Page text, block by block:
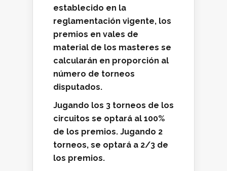
establecido en la
reglamentación vigente, los
premios en vales de
material de los masteres se
calcularán en proporción al
número de torneos
disputados.
Jugando los 3 torneos de los
circuitos se optará al 100%
de los premios. Jugando 2
torneos, se optará a 2/3 de
los premios.